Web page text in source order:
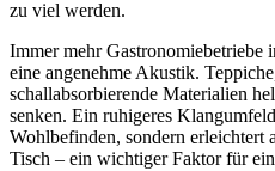
zu viel werden.
Immer mehr Gastronomiebetriebe
eine angenehme Akustik.
schallabsorbierende Materialien
senken. Ein ruhigeres
Wohlbefinden, sondern erleichtert
Tisch – ein wichtiger Faktor für